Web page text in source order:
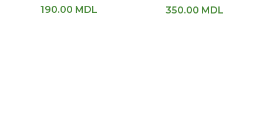
190.00 MDL
350.00 MDL